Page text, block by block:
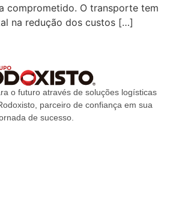
comprometido. O transporte tem
na redução dos custos […]
o futuro através de soluções logísticas
parceiro de confiança em sua
de sucesso.